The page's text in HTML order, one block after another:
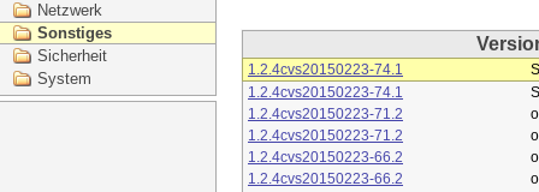
Netzwerk
Sonstiges
Sicherheit
System
1.2.4cvs20150223-74.1
1.2.4cvs20150223-74.1
1.2.4cvs20150223-71.2
1.2.4cvs20150223-71.2
1.2.4cvs20150223-66.2
1.2.4cvs20150223-66.2